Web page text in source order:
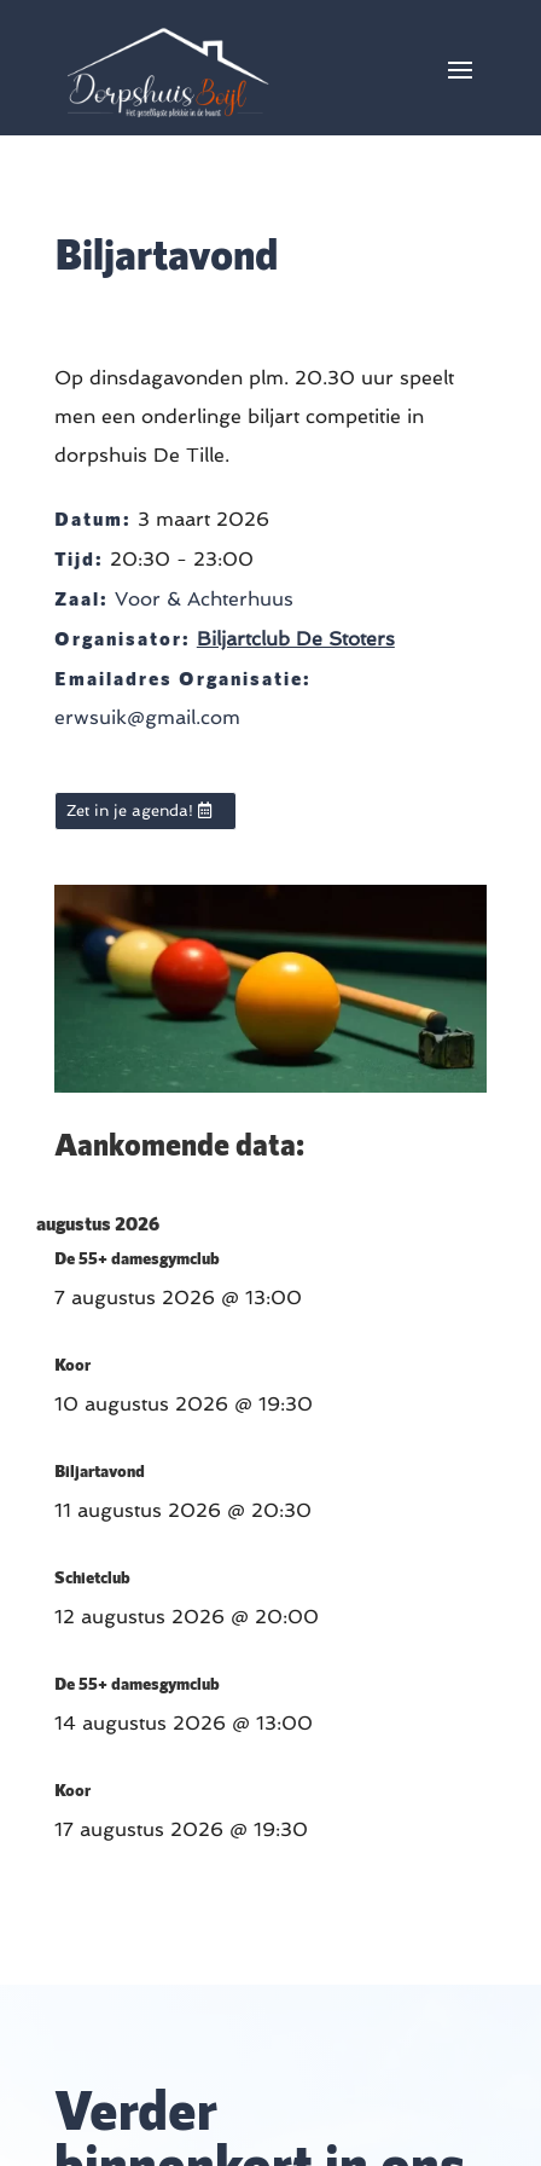
Biljartavond
Op dinsdagavonden plm. 20.30 uur speelt
men een onderlinge biljart competitie in
dorpshuis De Tille.
Datum: 3 maart 2026
Tijd: 20:30 - 23:00
Zaal: Voor & Achterhuus
Organisator: Biljartclub De Stoters
Emailadres Organisatie:
erwsuik@gmail.com
Zet in je agenda!
Aankomende data:
augustus 2026
De 55+ damesgymclub
7 augustus 2026 @ 13:00
Koor
10 augustus 2026 @ 19:30
Biljartavond
11 augustus 2026 @ 20:30
Schietclub
12 augustus 2026 @ 20:00
De 55+ damesgymclub
14 augustus 2026 @ 13:00
Koor
17 augustus 2026 @ 19:30
Verder